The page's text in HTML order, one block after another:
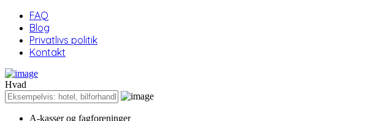
FAQ
Blog
Privatlivs politik
Kontakt
Hvad
A-kasser og fagforeninger